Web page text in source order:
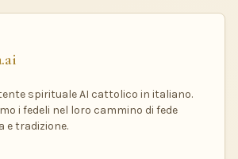
spirituale AI cattolico in italiano.
i fedeli nel loro cammino di fede
e tradizione.